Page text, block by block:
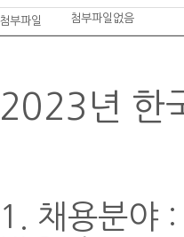
첨부파일 첨부파일없음
2023년 한
1. 채용분야